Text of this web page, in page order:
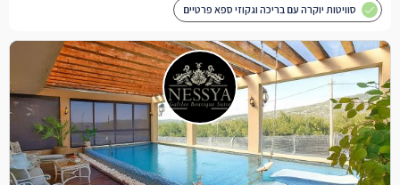
סוויטות יוקרה עם בריכה וגקוזי ספא פרטיים